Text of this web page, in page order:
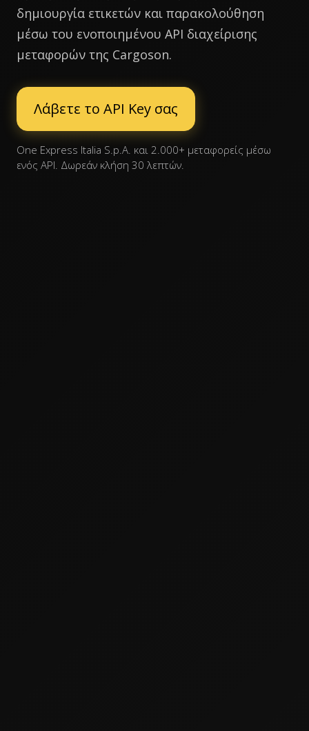
δημιουργία ετικετών και παρακολούθηση
μέσω του ενοποιημένου API διαχείρισης
μεταφορών της Cargoson.
Λάβετε το API Key σας
One Express Italia S.p.A. και 2.000+ μεταφορείς μέσω
ενός API. Δωρεάν κλήση 30 λεπτών.